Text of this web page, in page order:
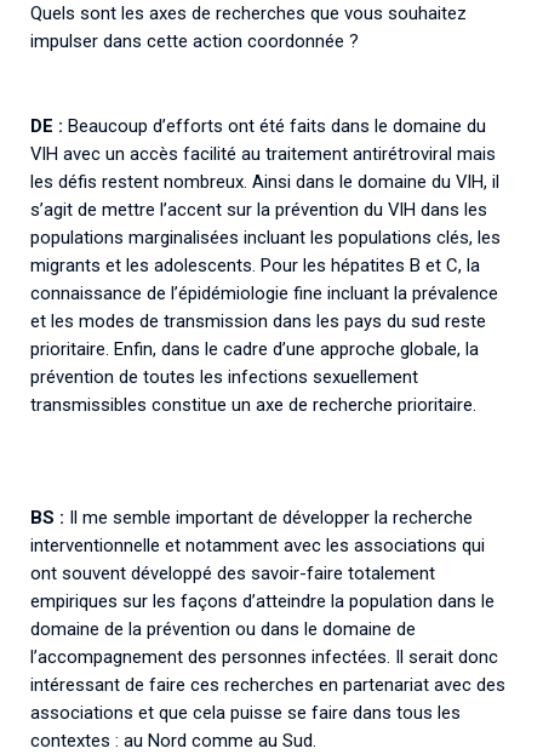
Quels sont les axes de recherches que vous souhaitez
impulser dans cette action coordonnée ?
DE : Beaucoup d’efforts ont été faits dans le domaine du
VIH avec un accès facilité au traitement antirétroviral mais
les défis restent nombreux. Ainsi dans le domaine du VIH, il
s’agit de mettre l’accent sur la prévention du VIH dans les
populations marginalisées incluant les populations clés, les
migrants et les adolescents. Pour les hépatites B et C, la
connaissance de l’épidémiologie fine incluant la prévalence
et les modes de transmission dans les pays du sud reste
prioritaire. Enfin, dans le cadre d’une approche globale, la
prévention de toutes les infections sexuellement
transmissibles constitue un axe de recherche prioritaire.
BS : Il me semble important de développer la recherche
interventionnelle et notamment avec les associations qui
ont souvent développé des savoir-faire totalement
empiriques sur les façons d’atteindre la population dans le
domaine de la prévention ou dans le domaine de
l’accompagnement des personnes infectées. Il serait donc
intéressant de faire ces recherches en partenariat avec des
associations et que cela puisse se faire dans tous les
contextes : au Nord comme au Sud.